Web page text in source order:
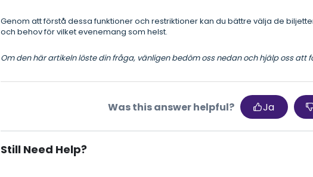
Genom att förstå dessa funktioner och restriktioner kan du bättre välja de
och behov för vilket evenemang som helst.
Om den här artikeln löste din fråga, vänligen bedöm oss nedan och hjälp oss
Was this answer helpful? Ja
Still Need Help?